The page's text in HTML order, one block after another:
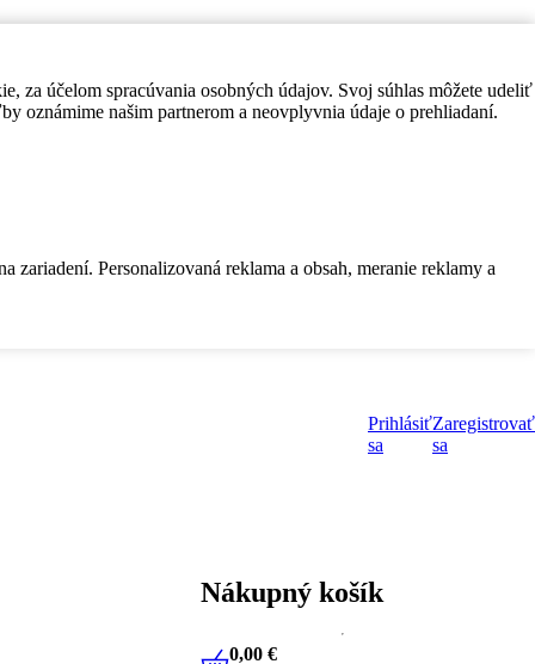
za účelom spracúvania osobných údajov. Svoj súhlas môžete udeliť
oznámime našim partnerom a neovplyvnia údaje o prehliadaní.
Personalizovaná reklama a obsah, meranie reklamy a
Prihlásiť
sa
Zaregistrovať
sa
Nákupný košík
0,00 €